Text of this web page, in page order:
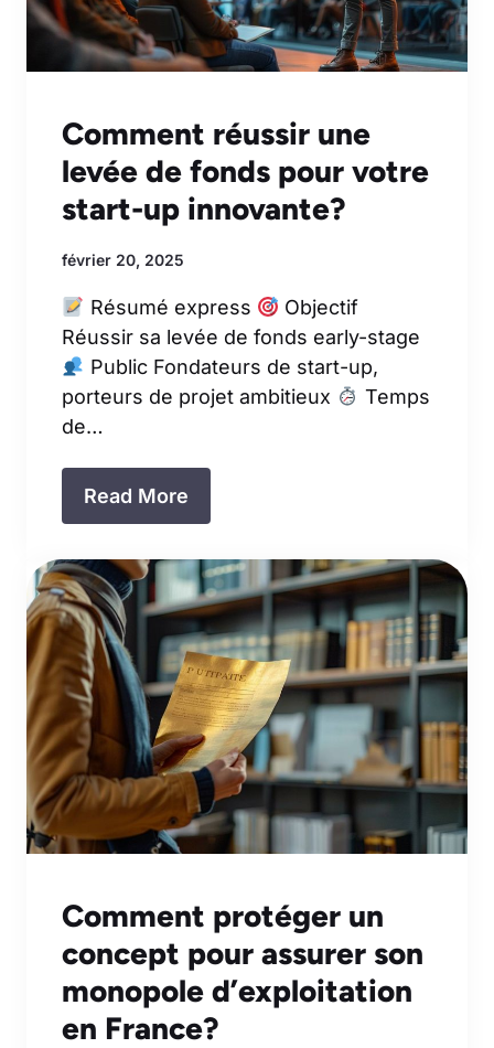
Comment réussir une
levée de fonds pour votre
start-up innovante?
février 20, 2025
Résumé express
Objectif
Réussir sa levée de fonds early-stage
Public Fondateurs de start-up,
porteurs de projet ambitieux
Temps
de…
Read More
Comment protéger un
concept pour assurer son
monopole d’exploitation
en France?